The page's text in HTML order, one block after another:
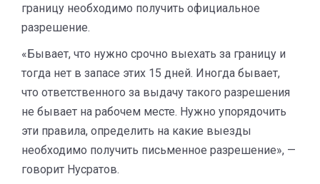
границу необходимо получить официальное
разрешение.
«Бывает, что нужно срочно выехать за границу и
тогда нет в запасе этих 15 дней. Иногда бывает,
что ответственного за выдачу такого разрешения
не бывает на рабочем месте. Нужно упорядочить
эти правила, определить на какие выезды
необходимо получить письменное разрешение», —
говорит Нусратов.